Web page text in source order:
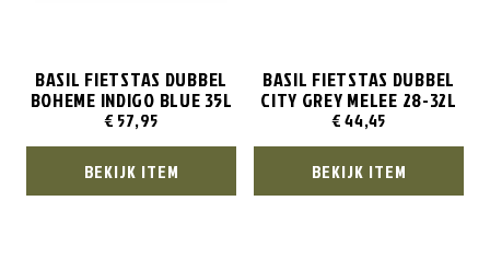
BASIL FIETSTAS DUBBEL
BOHEME INDIGO BLUE 35L
€ 57,95
BEKIJK ITEM
BASIL FIETSTAS DUBBEL
CITY GREY MELEE 28-32L
€44,45
BEKIJK ITEM